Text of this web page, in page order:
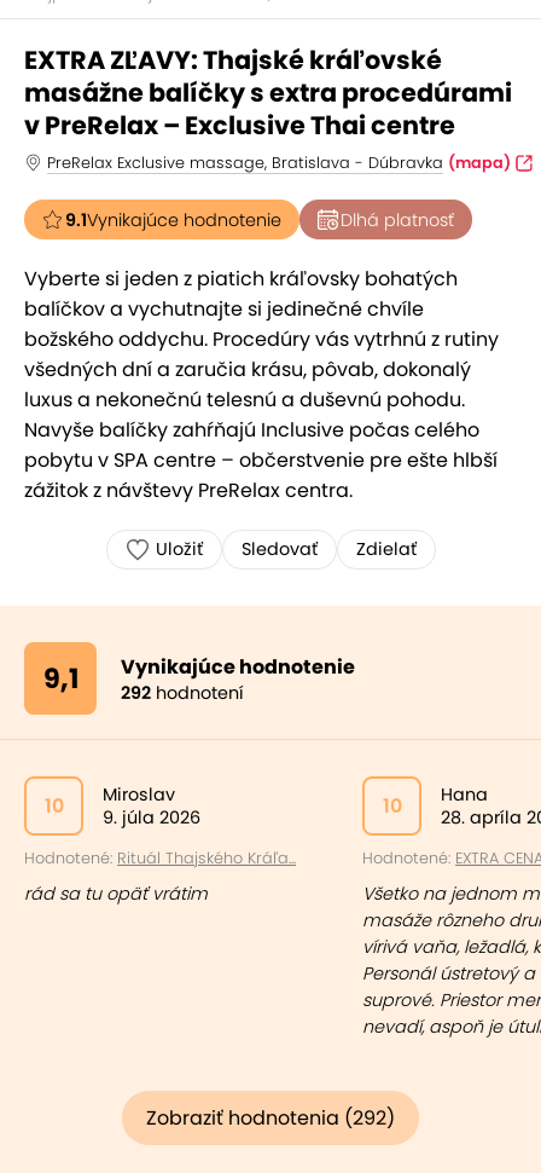
EXTRA ZĽAVY: Thajské kráľovské
masážne balíčky s extra procedúrami
v PreRelax – Exclusive Thai centre
PreRelax Exclusive massage, Bratislava - Dúbravka (mapa)
9.1Vynikajúce hodnotenie Dlhá platnosť
Vyberte si jeden z piatich kráľovsky bohatých
balíčkov a vychutnajte si jedinečné chvíle
božského oddychu. Procedúry vás vytrhnú z rutiny
všedných dní a zaručia krásu, pôvab, dokonalý
luxus a nekonečnú telesnú a duševnú pohodu.
Navyše balíčky zahŕňajú Inclusive počas celého
pobytu v SPA centre – občerstvenie pre ešte hlbší
zážitok z návštevy PreRelax centra.
Uložiť Sledovať Zdielať
9,1 Vynikajúce hodnotenie
292 hodnotení
10
Miroslav
9. júla 2026
Hodnotené: Rituál Thajského Kráľa...
rád sa tu opäť vrátim
10
Hana
28. apríla
Hodnotené: EXTRA
Všetko na jednom
masáže rôzneho
vírivá vaňa, ležadlá,
Personál ústretový
suprové. Priestor
nevadí, aspoň je
Zobraziť hodnotenia (292)